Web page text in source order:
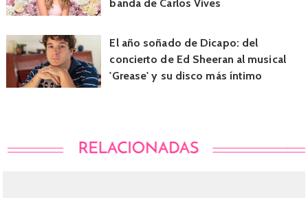
banda de Carlos Vives
El año soñado de Dicapo: del
concierto de Ed Sheeran al musical
'Grease' y su disco más íntimo